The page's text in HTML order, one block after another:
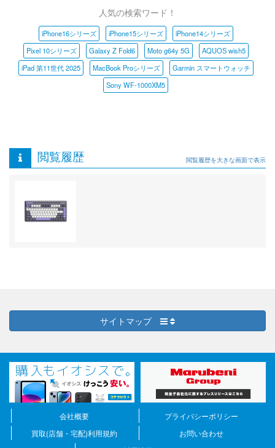
人気の検索ワード！
iPhone16シリーズ iPhone15シリーズ
iPhone14シリーズ
Pixel 10シリーズ
Galaxy Z Fold6 Moto g64y 5G
AQUOS wish5
iPad 第11世代 2025
MacBook Proシリーズ
Garmin スマートウォッチ
Sony WF-1000XM5
閲覧履歴 閲覧履歴を大きな画面で表示
サイトマップ
会社概要
プライバシーポリシー
買取(店舗・宅配)利用規約
お問い合わせ